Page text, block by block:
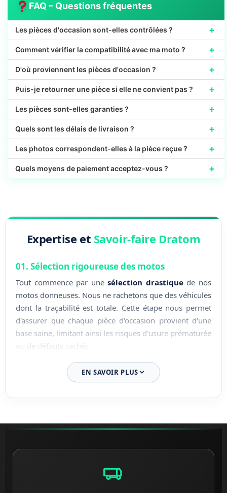
FAQ – Questions fréquentes
Les pièces d'occasion sont-elles contrôlées ? +
Comment vérifier la compatibilité avec ma moto ? +
D'où proviennent les pièces d'occasion ? +
Puis-je retourner une pièce si elle ne convient pas ? +
Les pièces sont-elles garanties ? +
Quels sont les délais de livraison ? +
Les photos correspondent-elles à la pièce reçue ? +
Quels moyens de paiement acceptez-vous ? +
Expertise et Savoir-faire Dratom
01. Sélection rigoureuse des motos
Tout commence par unesélection drastiquede nos
motos donneuses. Nous ne rachetons que des véhicules
dont la traçabilité est totale. Cette étape nous permet
d'assurer que chaque pièce d'occasion provient d'une
base saine, limitant ainsi les risques d'usure prématurée
ou de défauts cachés.
02. Démontage expert en atelier
spécialisés au sein de nos locaux en Loire-Atlantique.
les filetages, les connectiques et les surfaces sensibles.
pièces et facilite leur installation sur votre machine.
03. Nettoyage et traitement des pièces
EN SAVOIR PLUS